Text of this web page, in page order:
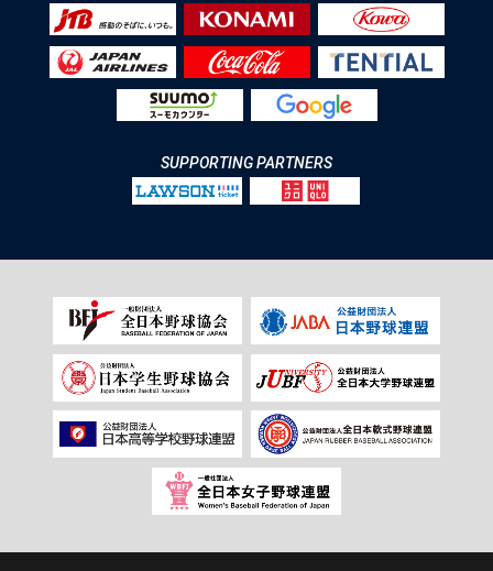
SUPPORTING PARTNERS